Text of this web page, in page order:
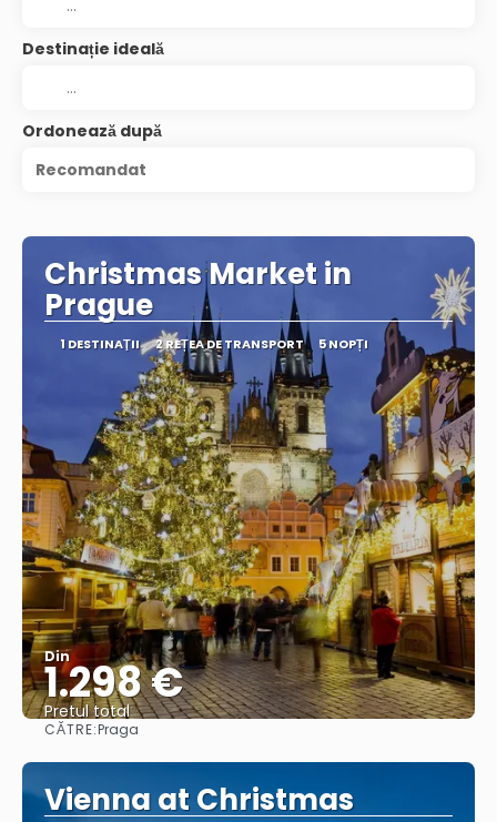
Destinație ideală
Ordonează după
Recomandat
Christmas Market in
Prague
1 DESTINAŢII 2 REȚEA DE TRANSPORT 5 NOPȚI
Din
1.298 €
Pretul total
CĂTRE:Praga
Vienna at Christmas